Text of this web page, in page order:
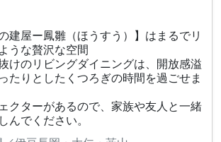
建屋ー鳳雛（ほうすう）】はまるでリ
うな贅沢な空間
けのリビングダイニングは、開放感溢
たりとしたくつろぎの時間を過ごせま
クターがあるので、家族や友人と一緒
んでください。